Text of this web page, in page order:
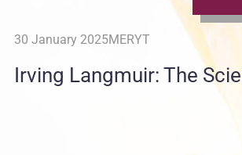
30 January 2025MERYT
Irving Langmuir: The